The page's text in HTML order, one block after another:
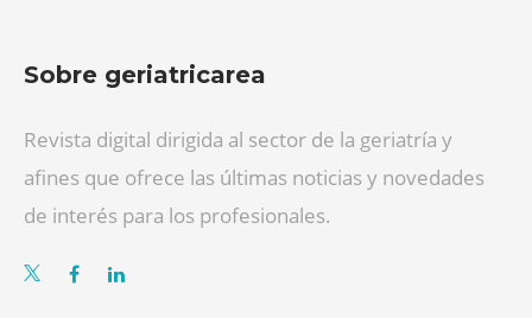
Sobre geriatricarea
Revista digital dirigida al sector de la geriatría y
afines que ofrece las últimas noticias y novedades
de interés para los profesionales.